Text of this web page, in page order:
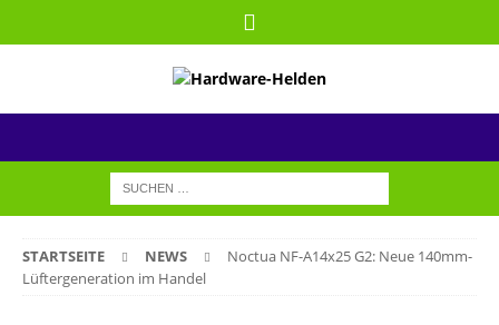
STARTSEITE NEWS
Noctua NF-A14x25 G2: Neue 140mm-
Lüftergeneration im Handel